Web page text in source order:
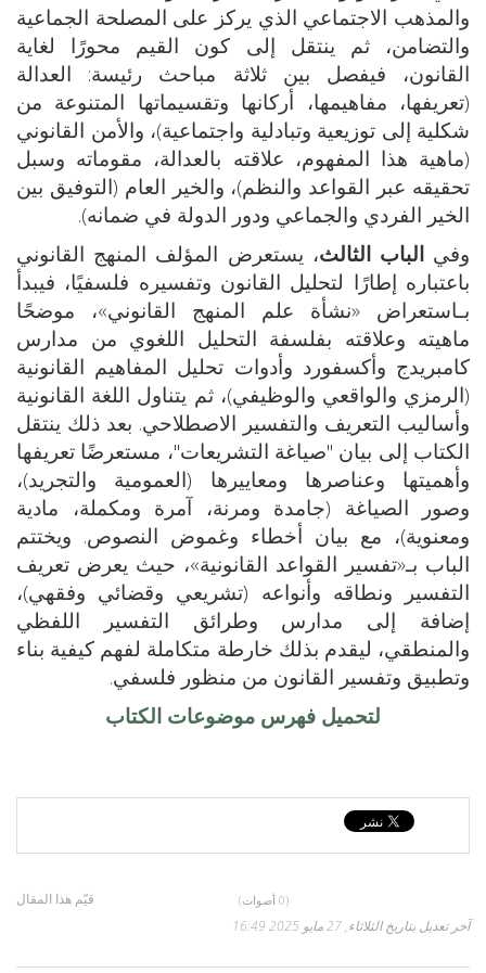
والمذهب الاجتماعي الذي يركز على المصلحة الجماعية
والتضامن، ثم ينتقل إلى كون القيم محورًا لغاية
القانون، فيفصل بين ثلاثة مباحث رئيسة: العدالة
(تعريفها، مفاهيمها، أركانها وتقسيماتها المتنوعة من
شكلية إلى توزيعية وتبادلية واجتماعية)، والأمن القانوني
(ماهية هذا المفهوم، علاقته بالعدالة، مقوماته وسبل
تحقيقه عبر القواعد والنظم)، والخير العام (التوفيق بين
الخير الفردي والجماعي ودور الدولة في ضمانه).
وفيالباب الثالث، يستعرض المؤلف المنهج القانوني
باعتباره إطارًا لتحليل القانون وتفسيره فلسفيًا، فيبدأ
بـاستعراض «نشأة علم المنهج القانوني»، موضحًا
ماهيته وعلاقته بفلسفة التحليل اللغوي من مدارس
كامبريدج وأكسفورد وأدوات تحليل المفاهيم القانونية
(الرمزي والواقعي والوظيفي)، ثم يتناول اللغة القانونية
وأساليب التعريف والتفسير الاصطلاحي. بعد ذلك ينتقل
الكتاب إلى بيان "صياغة التشريعات"، مستعرضًا تعريفها
وأهميتها وعناصرها ومعاييرها (العمومية والتجريد)،
وصور الصياغة (جامدة ومرنة، آمرة ومكملة، مادية
ومعنوية)، مع بيان أخطاء وغموض النصوص. ويختتم
الباب بـ«تفسير القواعد القانونية»، حيث يعرض تعريف
التفسير ونطاقه وأنواعه (تشريعي وقضائي وفقهي)،
إضافة إلى مدارس وطرائق التفسير اللفظي
والمنطقي، ليقدم بذلك خارطة متكاملة لفهم كيفية بناء
وتطبيق وتفسير القانون من منظور فلسفي.
لتحميل فهرس موضوعات الكتاب
قيّم هذا المقال (0 أصوات)
آخر تعديل بتاريخ الثلاثاء, 27 مايو 2025 16:49